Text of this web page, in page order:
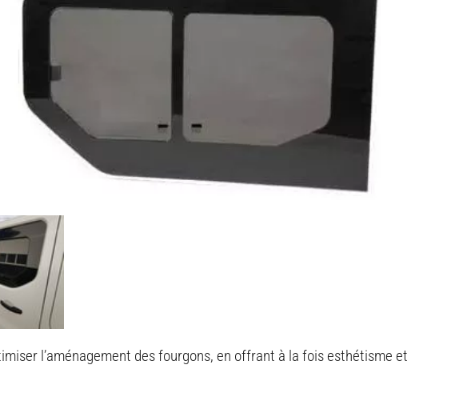
l’aménagement des fourgons, en offrant à la fois esthétisme et